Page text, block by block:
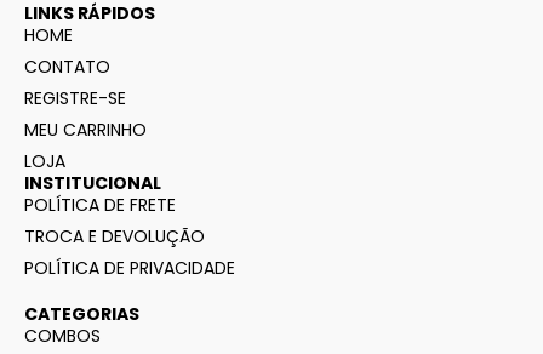
LINKS RÁPIDOS
HOME
CONTATO
REGISTRE-SE
MEU CARRINHO
LOJA
INSTITUCIONAL
POLÍTICA DE FRETE
TROCA E DEVOLUÇÃO
POLÍTICA DE PRIVACIDADE
CATEGORIAS
COMBOS